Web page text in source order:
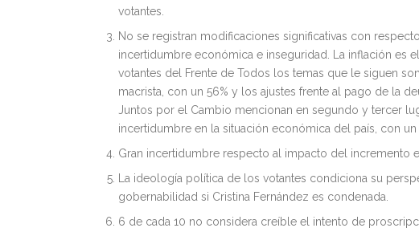
votantes.
No se registran modificaciones significativas con
incertidumbre económica e inseguridad. La inflación es
votantes del Frente de Todos los temas que le siguen
macrista, con un 56% y los ajustes frente al pago de la
Juntos por el Cambio mencionan en segundo y tercer
incertidumbre en la situación económica del país, con un
Gran incertidumbre respecto al impacto del incremento
La ideología política de los votantes condiciona su
gobernabilidad si Cristina Fernández es condenada.
6 de cada 10 no considera creíble el intento de